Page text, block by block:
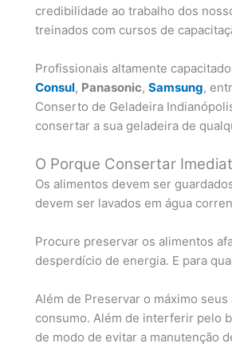
credibilidade ao trabalho dos
treinados com cursos de
Profissionais altamente
Consul, Panasonic,Samsung,
Conserto de Geladeira
consertar a sua geladeira de
O Porque Consertar
Os alimentos devem ser
devem ser lavados em água
Procure preservar os alimentos
desperdício de energia. E para
Além de Preservar o máximo
consumo. Além de interferir pelo
de modo de evitar a manutenção